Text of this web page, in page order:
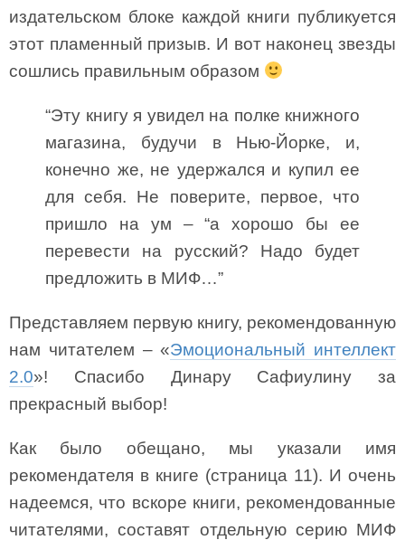
издательском блоке каждой книги публикуется
этот пламенный призыв. И вот наконец звезды
сошлись правильным образом
“Эту книгу я увидел на полке книжного
магазина, будучи в Нью-Йорке, и,
конечно же, не удержался и купил ее
для себя. Не поверите, первое, что
пришло на ум – “а хорошо бы ее
перевести на русский? Надо будет
предложить в МИФ…”
Представляем первую книгу, рекомендованную
нам читателем – «Эмоциональный интеллект
2.0»! Спасибо Динару Сафиулину за
прекрасный выбор!
Как было обещано, мы указали имя
рекомендателя в книге (страница 11). И очень
надеемся, что вскоре книги, рекомендованные
читателями, составят отдельную серию МИФ